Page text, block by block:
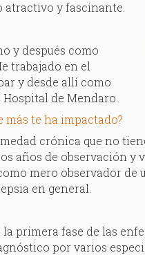
atractivo y fascinante.
y después como
trabajado en el
y desde allí como
de Mendaro.
más te ha impactado?
crónica que no
años de observación y
mero observador
en general.
primera fase de las
por varios